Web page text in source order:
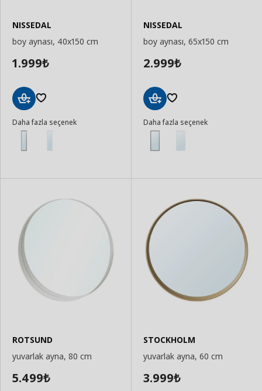
NISSEDAL
boy aynası, 40x150 cm
1.999₺
Ekle
Daha fazla seçenek
NISSEDAL
boy aynası, 65x150 cm
2.999₺
Ekle
Daha fazla seçenek
ROTSUND
yuvarlak ayna, 80 cm
5.499₺
STOCKHOLM
yuvarlak ayna, 60 cm
3.999₺